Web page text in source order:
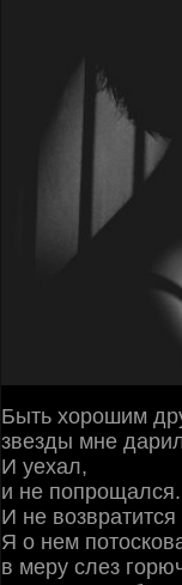
Быть хорошим
звезды мне
И уехал,
и не попрощался.
И не возвратится
Я о нем
в меру слез